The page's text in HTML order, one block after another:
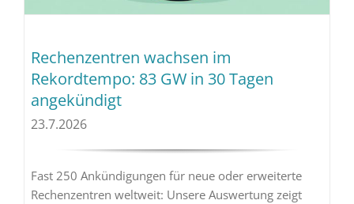
Rechenzentren wachsen im
Rekordtempo: 83 GW in 30 Tagen
angekündigt
23.7.2026
Fast 250 Ankündigungen für neue oder erweiterte
Rechenzentren weltweit: Unsere Auswertung zeigt